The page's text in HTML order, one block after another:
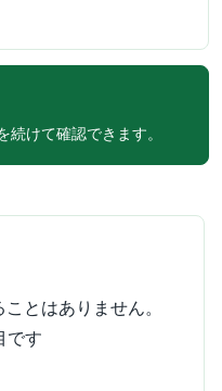
けて確認できます。
とはありません。
です